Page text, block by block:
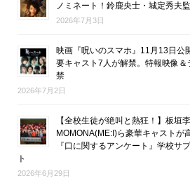
ノミネート！鈴鹿央士・城定秀夫
2026年7月3日
映画『呪いのスマホ』11月13日公
要キャスト7人が解禁。特報映像
禁
2026年7月2日
【全校生徒が絶叫と熱狂！】板垣
MOMONA(ME:I)ら豪華キャストが
『口に関するアンケート』学校サ
ト
2026年6月29日